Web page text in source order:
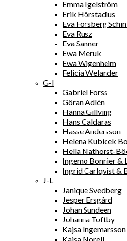
Emma Igelström
Erik Hörstadius
Eva Forsberg
Eva Rusz
Eva Sanner
Ewa Meruk
Ewa Wigenheim
Felicia Welander
G-I
Gabriel Forss
Göran Adlén
Hanna Gillving
Hans Caldaras
Hasse Andersson
Helena Kubicek
Hella Nathorst-
Ingemo Bonnier &
Ingrid Carlqvist &
J-L
Janique Svedberg
Jesper Ersgård
Johan Sundeen
Johanna Toftby
Kajsa Ingemarsson
Kajsa Norell